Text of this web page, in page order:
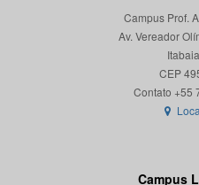
Campus Prof.
Av. Vereador
CEP
Campus